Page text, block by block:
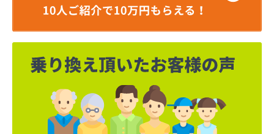
株式会社ネクスト名和
株式会社フジヨシホームガス
株式会社ホームエネルギー 東海岐阜センター
株式会社ホームエネルギー 東海岐阜センター
株式会社ホンクメ
株式会社マルエイ エコ・エネルギー事業部
株式会社マルエイ リビング営業所・営業部・販売